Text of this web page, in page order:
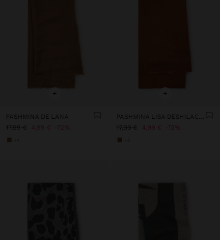
+
PASHMINA DE LANA
17,99 €
4,99 € 72%
+
PASHMINA LISA DESHILACHADA
17,99 €
4,99 € 72%